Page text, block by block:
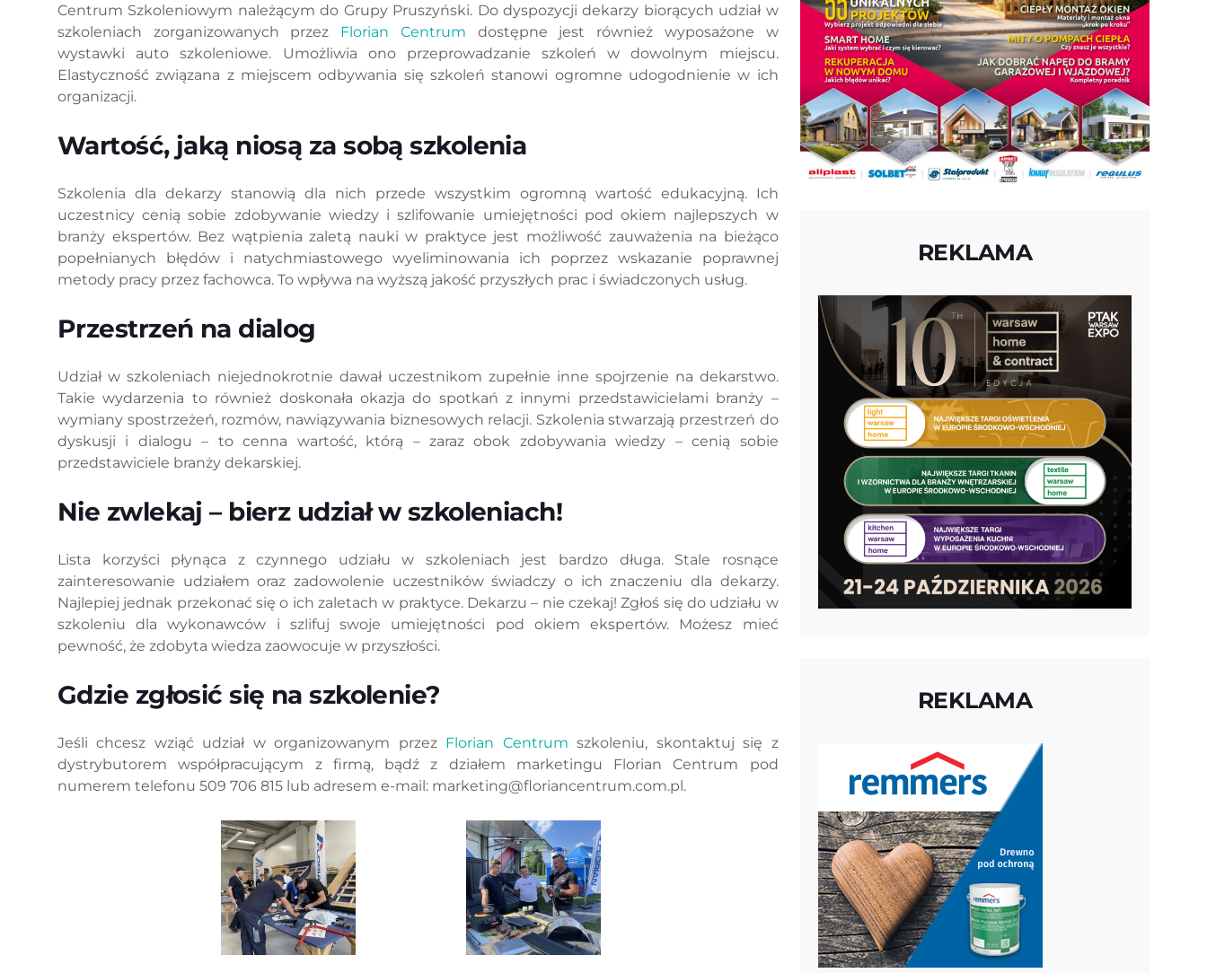
Centrum Szkoleniowym należącym do Grupy Pruszyński. Do dyspozycji dekarzy biorących udział w
szkoleniach zorganizowanych przez Florian Centrum dostępne jest również wyposażone w
wystawki auto szkoleniowe. Umożliwia ono przeprowadzanie szkoleń w dowolnym miejscu.
Elastyczność związana z miejscem odbywania się szkoleń stanowi ogromne udogodnienie w ich
organizacji.
Wartość, jaką niosą za sobą szkolenia
Szkolenia dla dekarzy stanowią dla nich przede wszystkim ogromną wartość edukacyjną. Ich
uczestnicy cenią sobie zdobywanie wiedzy i szlifowanie umiejętności pod okiem najlepszych w
branży ekspertów. Bez wątpienia zaletą nauki w praktyce jest możliwość zauważenia na bieżąco
popełnianych błędów i natychmiastowego wyeliminowania ich poprzez wskazanie poprawnej
metody pracy przez fachowca. To wpływa na wyższą jakość przyszłych prac i świadczonych usług.
Przestrzeń na dialog
Udział w szkoleniach niejednokrotnie dawał uczestnikom zupełnie inne spojrzenie na dekarstwo.
Takie wydarzenia to również doskonała okazja do spotkań z innymi przedstawicielami branży –
wymiany spostrzeżeń, rozmów, nawiązywania biznesowych relacji. Szkolenia stwarzają przestrzeń do
dyskusji i dialogu – to cenna wartość, którą – zaraz obok zdobywania wiedzy – cenią sobie
przedstawiciele branży dekarskiej.
Nie zwlekaj – bierz udział w szkoleniach!
Lista korzyści płynąca z czynnego udziału w szkoleniach jest bardzo długa. Stale rosnące
zainteresowanie udziałem oraz zadowolenie uczestników świadczy o ich znaczeniu dla dekarzy.
Najlepiej jednak przekonać się o ich zaletach w praktyce. Dekarzu – nie czekaj! Zgłoś się do udziału w
szkoleniu dla wykonawców i szlifuj swoje umiejętności pod okiem ekspertów. Możesz mieć
pewność, że zdobyta wiedza zaowocuje w przyszłości.
Gdzie zgłosić się na szkolenie?
Jeśli chcesz wziąć udział w organizowanym przez Florian Centrum szkoleniu, skontaktuj się z
dystrybutorem współpracującym z firmą, bądź z działem marketingu Florian Centrum pod
numerem telefonu 509 706 815 lub adresem e-mail: marketing@floriancentrum.com.pl.
REKLAMA
REKLAMA